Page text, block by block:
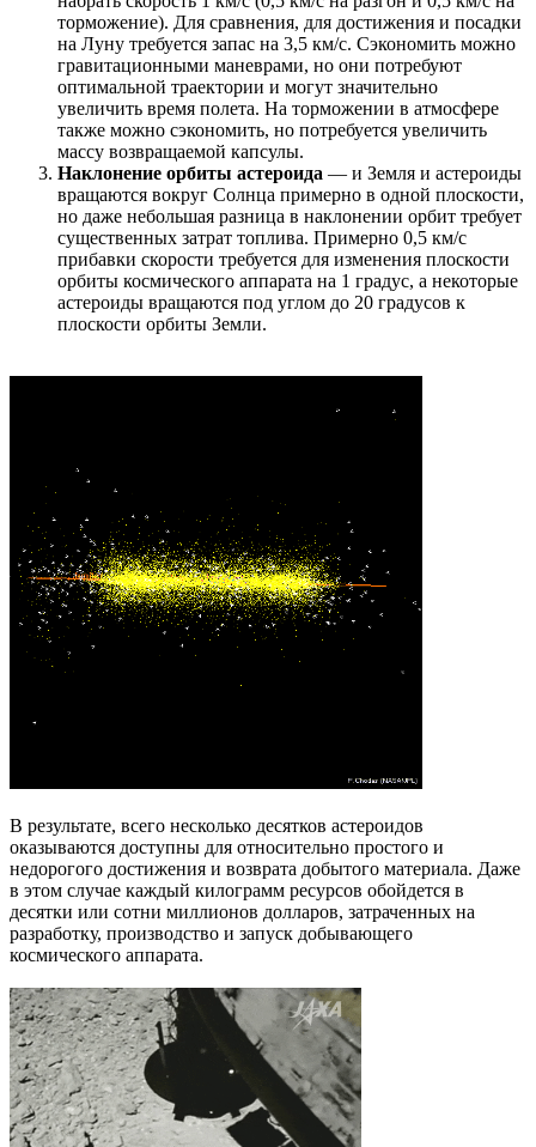
торможение). Для сравнения, для достижения и посадки
на Луну требуется запас на 3,5 км/с. Сэкономить можно
гравитационными маневрами, но они потребуют
оптимальной траектории и могут значительно
увеличить время полета. На торможении в атмосфере
также можно сэкономить, но потребуется увеличить
массу возвращаемой капсулы.
Наклонение орбиты астероида — и Земля и астероиды
вращаются вокруг Солнца примерно в одной плоскости,
но даже небольшая разница в наклонении орбит требует
существенных затрат топлива. Примерно 0,5 км/с
прибавки скорости требуется для изменения плоскости
орбиты космического аппарата на 1 градус, а некоторые
астероиды вращаются под углом до 20 градусов к
плоскости орбиты Земли.
В результате, всего несколько десятков астероидов
оказываются доступны для относительно простого и
недорогого достижения и возврата добытого материала. Даже
в этом случае каждый килограмм ресурсов обойдется в
десятки или сотни миллионов долларов, затраченных на
разработку, производство и запуск добывающего
космического аппарата.